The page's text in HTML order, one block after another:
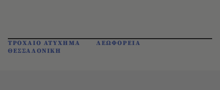
ΤΡΟΧΑΙΟ ΑΤΥΧΗΜΑ
ΛΕΩΦΟΡΕΙΑ
ΘΕΣΣΑΛΟΝΙΚΗ